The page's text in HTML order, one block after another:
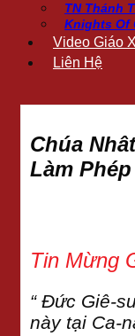
TN Thánh
Knights Of
Video Giáo
Liên Hệ
Chúa
Làm
Tin Mừng
“ Đức Giê-
này tại Ca-